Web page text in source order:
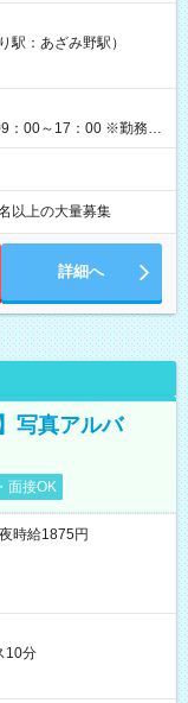
憩1時間） 時給1,300円
役割により時給＋100
休憩なし） 時給1,300
＋交通費 【試用期
駅：あざみ野駅）
：00～17：00 ※勤務時
以上の大量募集
詳細へ
写真アルバ
面接OK
時給1875円
10分